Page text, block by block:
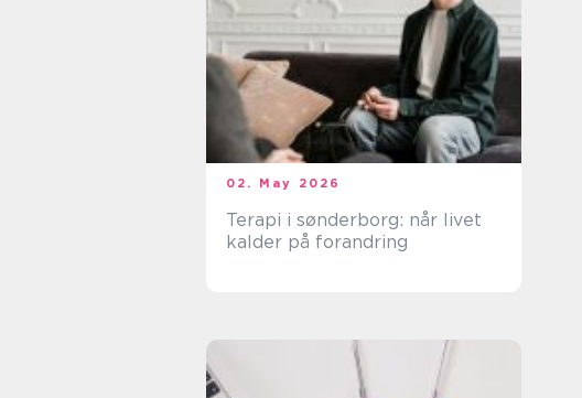
02. May 2026
Terapi i sønderborg: når livet
kalder på forandring